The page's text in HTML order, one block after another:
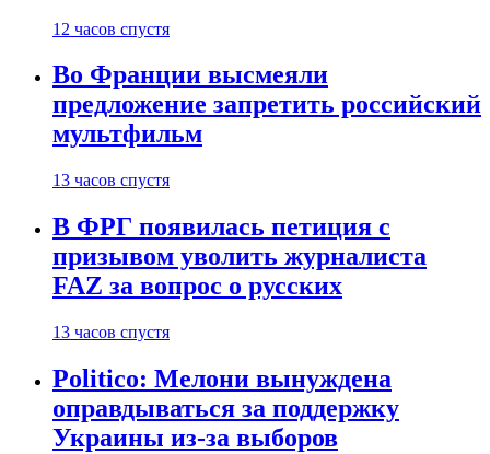
12 часов спустя
Во Франции высмеяли
предложение запретить российский
мультфильм
13 часов спустя
В ФРГ появилась петиция с
призывом уволить журналиста
FAZ за вопрос о русских
13 часов спустя
Politico: Мелони вынуждена
оправдываться за поддержку
Украины из-за выборов